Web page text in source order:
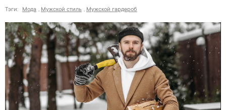
Тэги: Мода , Мужской стиль , Мужской гардероб